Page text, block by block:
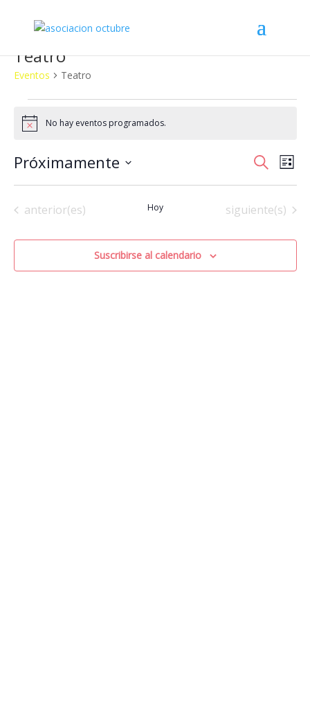
Teatro
Eventos Teatro
Eventos
Aviso No hay eventos programados.
de
y
Buscar
de
de
Lista
Próximamente
Eventos
anterior(es) Hoy Eventos
siguiente(s)
Suscribirse al calendario